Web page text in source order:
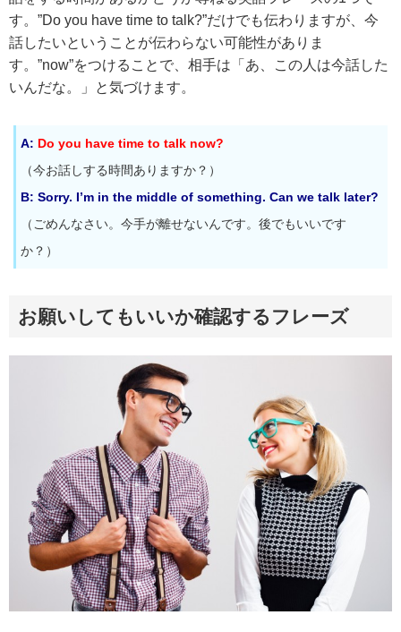
す。”Do you have time to talk?”だけでも伝わりますが、今
話したいということが伝わらない可能性がありま
す。”now”をつけることで、相手は「あ、この人は今話した
いんだな。」と気づけます。
A: Do you have time to talk now?
（今お話しする時間ありますか？）
B: Sorry. I’m in the middle of something. Can we talk later?
（ごめんなさい。今手が離せないんです。後でもいいです
か？）
お願いしてもいいか確認するフレーズ